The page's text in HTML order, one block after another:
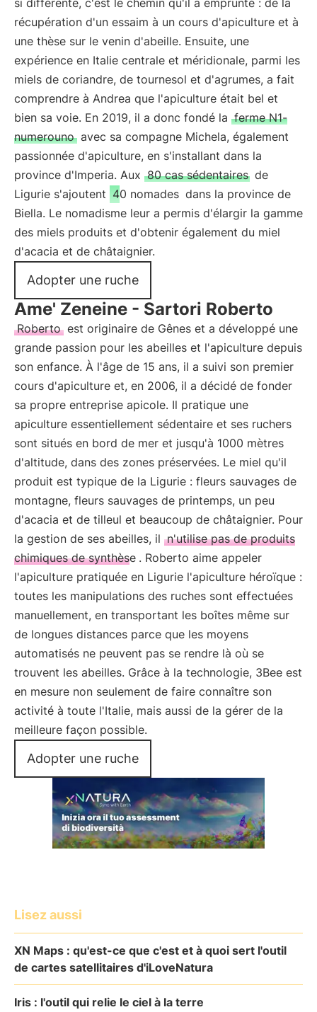
si différente, c'est le chemin qu'il a emprunté : de la
récupération d'un essaim à un cours d'apiculture et à
une thèse sur le venin d'abeille. Ensuite, une
expérience en Italie centrale et méridionale, parmi les
miels de coriandre, de tournesol et d'agrumes, a fait
comprendre à Andrea que l'apiculture était bel et
bien sa voie. En 2019, il a donc fondé la ferme N1-
numerouno avec sa compagne Michela, également
passionnée d'apiculture, en s'installant dans la
province d'Imperia. Aux 80 cas sédentaires de
Ligurie s'ajoutent 40 nomades dans la province de
Biella. Le nomadisme leur a permis d'élargir la gamme
des miels produits et d'obtenir également du miel
d'acacia et de châtaignier.
Adopter une ruche
Ame' Zeneine - Sartori Roberto
Roberto est originaire de Gênes et a développé une
grande passion pour les abeilles et l'apiculture depuis
son enfance. À l'âge de 15 ans, il a suivi son premier
cours d'apiculture et, en 2006, il a décidé de fonder
sa propre entreprise apicole. Il pratique une
apiculture essentiellement sédentaire et ses ruchers
sont situés en bord de mer et jusqu'à 1000 mètres
d'altitude, dans des zones préservées. Le miel qu'il
produit est typique de la Ligurie : fleurs sauvages de
montagne, fleurs sauvages de printemps, un peu
d'acacia et de tilleul et beaucoup de châtaignier. Pour
la gestion de ses abeilles, il n'utilise pas de produits
chimiques de synthèse . Roberto aime appeler
l'apiculture pratiquée en Ligurie l'apiculture héroïque :
toutes les manipulations des ruches sont effectuées
manuellement, en transportant les boîtes même sur
de longues distances parce que les moyens
automatisés ne peuvent pas se rendre là où se
trouvent les abeilles. Grâce à la technologie, 3Bee est
en mesure non seulement de faire connaître son
activité à toute l'Italie, mais aussi de la gérer de la
meilleure façon possible.
Adopter une ruche
Lisez aussi
XN Maps : qu'est-ce que c'est et à quoi sert l'outil
de cartes satellitaires d'iLoveNatura
Iris : l'outil qui relie le ciel à la terre